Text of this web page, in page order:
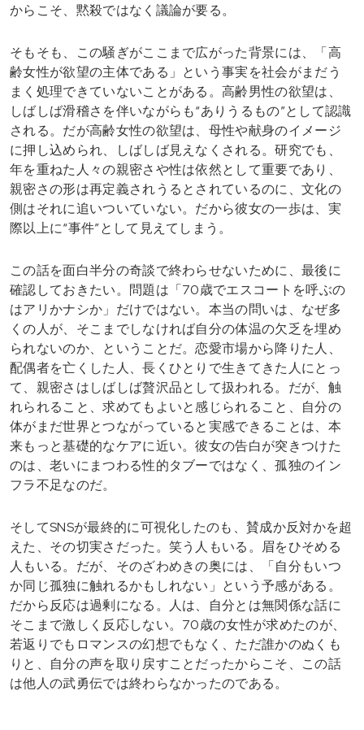
からこそ、黙殺ではなく議論が要る。
そもそも、この騒ぎがここまで広がった背景には、「高
齢女性が欲望の主体である」という事実を社会がまだう
まく処理できていないことがある。高齢男性の欲望は、
しばしば滑稽さを伴いながらも“ありうるもの”として認識
される。だが高齢女性の欲望は、母性や献身のイメージ
に押し込められ、しばしば見えなくされる。研究でも、
年を重ねた人々の親密さや性は依然として重要であり、
親密さの形は再定義されうるとされているのに、文化の
側はそれに追いついていない。だから彼女の一歩は、実
際以上に“事件”として見えてしまう。
この話を面白半分の奇談で終わらせないために、最後に
確認しておきたい。問題は「70歳でエスコートを呼ぶの
はアリかナシか」だけではない。本当の問いは、なぜ多
くの人が、そこまでしなければ自分の体温の欠乏を埋め
られないのか、ということだ。恋愛市場から降りた人、
配偶者を亡くした人、長くひとりで生きてきた人にとっ
て、親密さはしばしば贅沢品として扱われる。だが、触
れられること、求めてもよいと感じられること、自分の
体がまだ世界とつながっていると実感できることは、本
来もっと基礎的なケアに近い。彼女の告白が突きつけた
のは、老いにまつわる性的タブーではなく、孤独のイン
フラ不足なのだ。
そしてSNSが最終的に可視化したのも、賛成か反対かを超
えた、その切実さだった。笑う人もいる。眉をひそめる
人もいる。だが、そのざわめきの奥には、「自分もいつ
か同じ孤独に触れるかもしれない」という予感がある。
だから反応は過剰になる。人は、自分とは無関係な話に
そこまで激しく反応しない。70歳の女性が求めたのが、
若返りでもロマンスの幻想でもなく、ただ誰かのぬくも
りと、自分の声を取り戻すことだったからこそ、この話
は他人の武勇伝では終わらなかったのである。